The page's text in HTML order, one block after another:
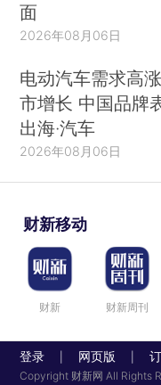
面
2026年08月06日
电动汽车需求高
市增长 中国品牌
出海·汽车
2026年08月06日
财新移动
财新 财新周刊
登录 网页版 订
Copyright 财新网 All Rights